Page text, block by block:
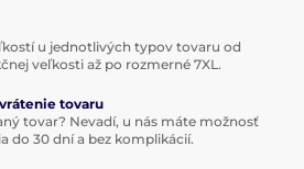
u jednotlivých typov tovaru od
veľkosti až po rozmerné 7XL.
tovaru
tovar? Nevadí, u nás máte možnosť
do 30 dní a bez komplikácií.